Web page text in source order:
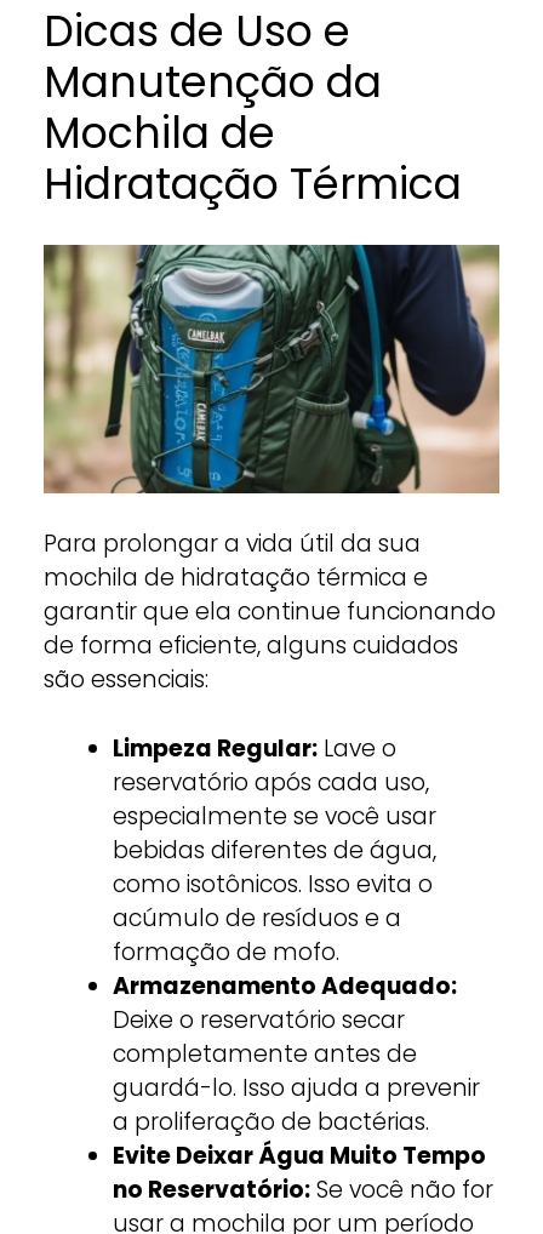
Dicas de Uso e
Manutenção da
Mochila de
Hidratação Térmica
Para prolongar a vida útil da sua
mochila de hidratação térmica e
garantir que ela continue funcionando
de forma eficiente, alguns cuidados
são essenciais:
Limpeza Regular:Lave o
reservatório após cada uso,
especialmente se você usar
bebidas diferentes de água,
como isotônicos. Isso evita o
acúmulo de resíduos e a
formação de mofo.
Armazenamento Adequado:
Deixe o reservatório secar
completamente antes de
guardá-lo. Isso ajuda a prevenir
a proliferação de bactérias.
Evite Deixar Água Muito Tempo
no Reservatório:Se você não for
usar a mochila por um período